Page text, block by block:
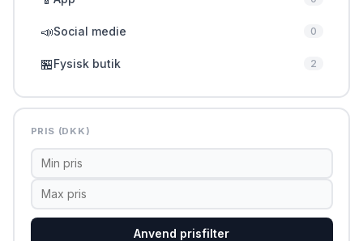
📣Social medie 0
🏪Fysisk butik 2
PRIS (DKK)
Anvend prisfilter